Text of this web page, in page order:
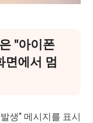
"아이폰
면에서 멈
생" 메시지를 표시